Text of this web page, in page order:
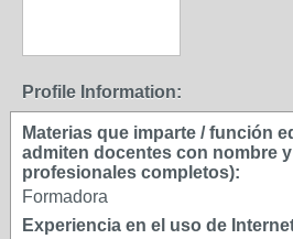
Profile Information:
Materias que imparte / función
admiten docentes con nombre
profesionales completos):
Formadora
Experiencia en el uso de